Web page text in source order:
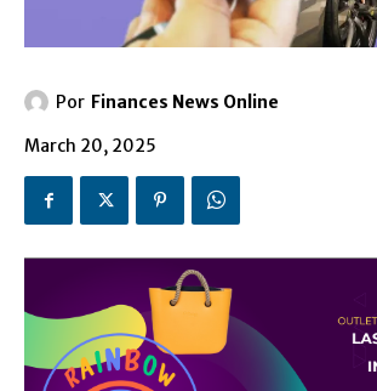
Por Finances News Online
March 20, 2025